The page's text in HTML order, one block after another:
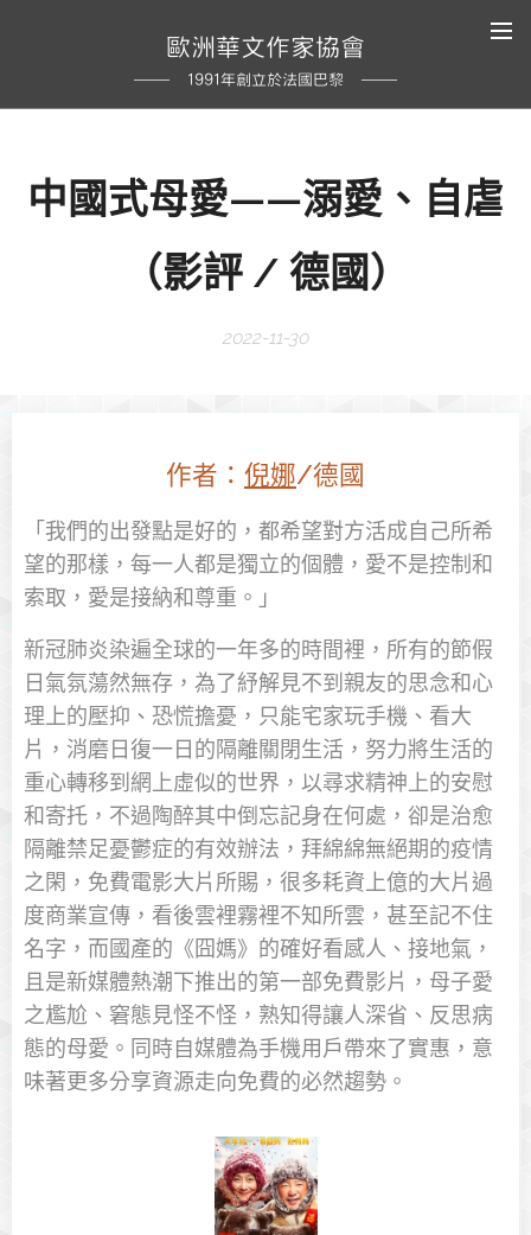
歐洲華文作家協會
1991年創立於法國巴黎
中國式母愛——溺愛、自虐
（影評 / 德國）
2022-11-30
作者： 倪娜/德國
「我們的出發點是好的，都希望對方活成自己所希
望的那樣，每一人都是獨立的個體，愛不是控制和
索取，愛是接納和尊重。」
新冠肺炎染遍全球的一年多的時間裡，所有的節假
日氣氛蕩然無存，為了紓解見不到親友的思念和心
理上的壓抑、恐慌擔憂，只能宅家玩手機、看大
片，消磨日復一日的隔離關閉生活，努力將生活的
重心轉移到網上虛似的世界，以尋求精神上的安慰
和寄托，不過陶醉其中倒忘記身在何處，卻是治愈
隔離禁足憂鬱症的有效辦法，拜綿綿無絕期的疫情
之閑，免費電影大片所賜，很多耗資上億的大片過
度商業宣傳，看後雲裡霧裡不知所雲，甚至記不住
名字，而國產的《囧媽》的確好看感人、接地氣，
且是新媒體熱潮下推出的第一部免費影片，母子愛
之尷尬、窘態見怪不怪，熟知得讓人深省、反思病
態的母愛。同時自媒體為手機用戶帶來了實惠，意
味著更多分享資源走向免費的必然趨勢。